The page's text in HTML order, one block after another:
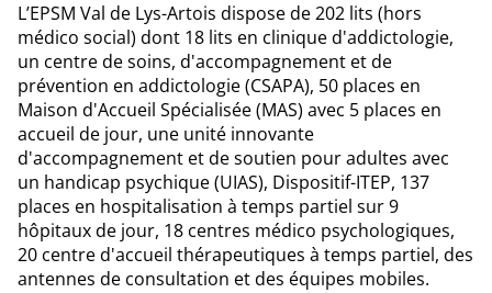
L’EPSM Val de Lys-Artois dispose de 202 lits (hors
médico social) dont 18 lits en clinique d'addictologie,
un centre de soins, d'accompagnement et de
prévention en addictologie (CSAPA), 50 places en
Maison d'Accueil Spécialisée (MAS) avec 5 places en
accueil de jour, une unité innovante
d'accompagnement et de soutien pour adultes avec
un handicap psychique (UIAS), Dispositif-ITEP, 137
places en hospitalisation à temps partiel sur 9
hôpitaux de jour, 18 centres médico psychologiques,
20 centre d'accueil thérapeutiques à temps partiel, des
antennes de consultation et des équipes mobiles.